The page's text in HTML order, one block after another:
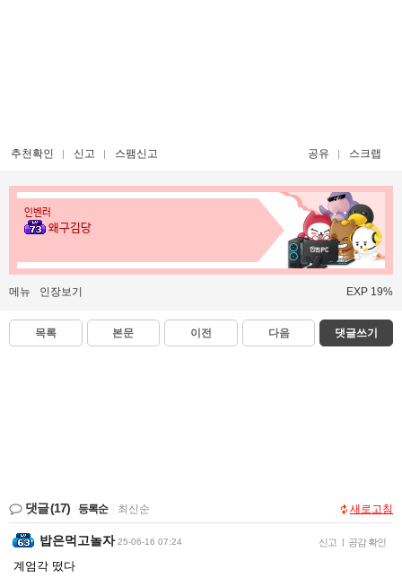
추천확인 신고 스팸신고 공유 스크랩
인벤러
왜구김당
메뉴 인장보기 EXP 19%
목록 본문 이전 다음 댓글쓰기
댓글(17) 등록순 최신순 새로고침
밥은먹고놀자 25-06-16 07:24 신고 | 공감 확인
계엄각 떴다